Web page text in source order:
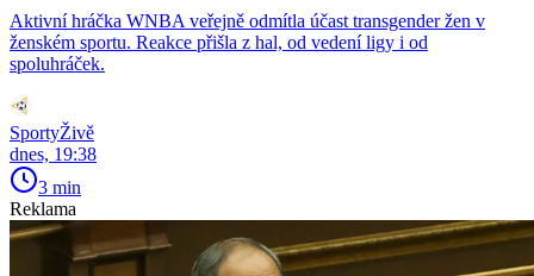
Aktivní hráčka WNBA veřejně odmítla účast transgender žen v
ženském sportu. Reakce přišla z hal, od vedení ligy i od
spoluhráček.
SportyŽivě
dnes, 19:38
3 min
Reklama